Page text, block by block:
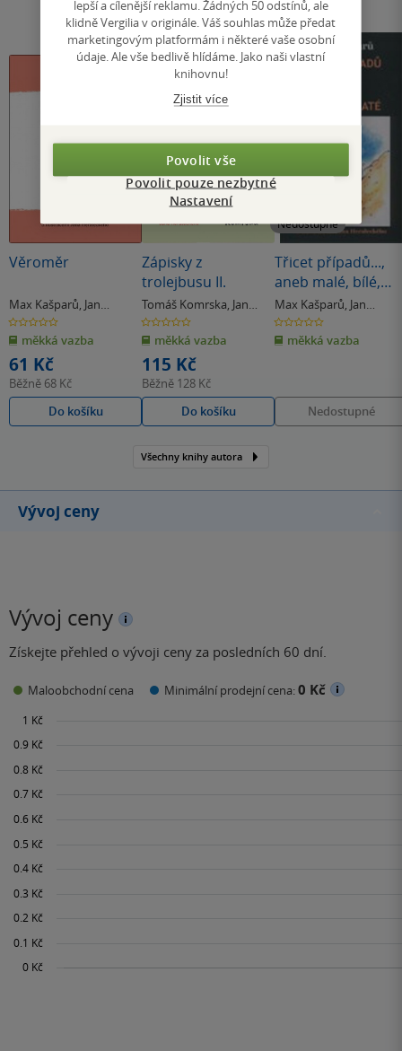
Věroměr
Max Kašparů, Jan
Heralecký
0.0
z
5
hvězdiček
měkká vazba
61 Kč
Běžně 68 Kč
Do košíku
Zápisky z
trolejbusu II.
Tomáš Komrska, Jan
Heralecký
0.0
z
5
hvězdiček
měkká vazba
115 Kč
Běžně 128 Kč
Do košíku
Nedostupné
Třicet případů...,
aneb malé, bílé,
kulaté
Max Kašparů, Jan
Heralecký
0.0
z
5
hvězdiček
měkká vazba
Nedostupné
Všechny knihy autora
Vývoj ceny
Vývoj ceny
Získejte přehled o vývoji ceny za posledních 60 dní.
Maloobchodní cena Minimální prodejní cena:0 Kč
lepší a cílenější reklamu. Žádných 50 odstínů, ale
klidně Vergilia v originále. Váš souhlas může předat
marketingovým platformám i některé vaše osobní
údaje. Ale vše bedlivě hlídáme. Jako naši vlastní
knihovnu!
Zjistit více
Povolit vše
Povolit pouze nezbytné
Nastavení